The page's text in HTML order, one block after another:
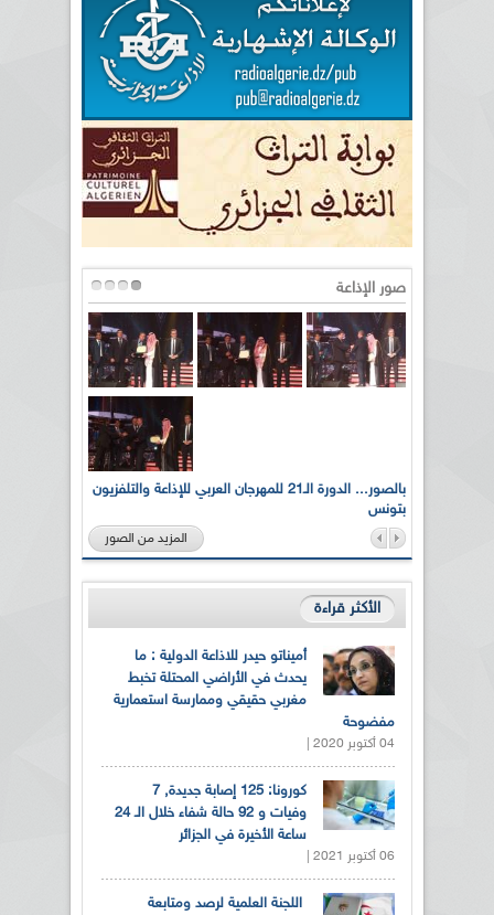
صور الإذاعة
بالصور... الدورة الـ21 للمهرجان العربي للإذاعة والتلفزيون
بتونس
المزيد من الصور
الأكثر قراءة
أميناتو حيدر للاذاعة الدولية : ما
يحدث في الأراضي المحتلة تخبط
مغربي حقيقي وممارسة استعمارية
مفضوحة
04 أكتوبر 2020 |
كورونا: 125 إصابة جديدة, 7
وفيات و 92 حالة شفاء خلال الـ 24
ساعة الأخيرة في الجزائر
06 أكتوبر 2021 |
اللجنة العلمية لرصد ومتابعة